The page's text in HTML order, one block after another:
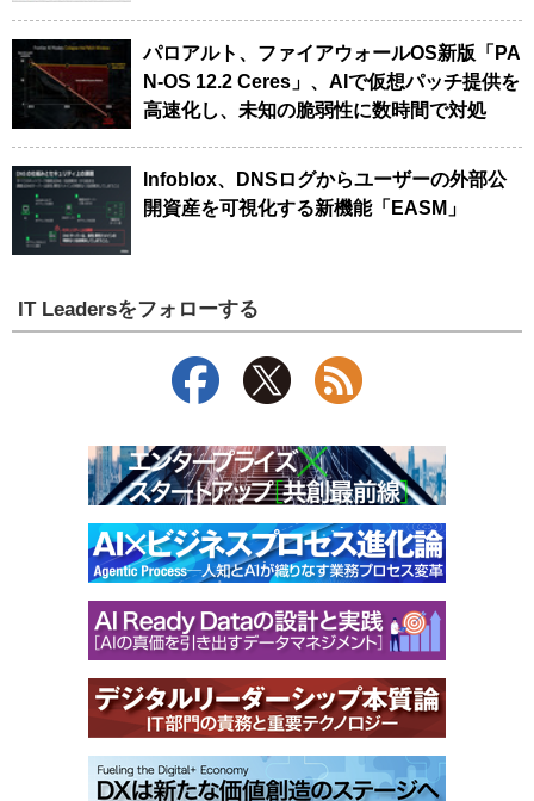
パロアルト、ファイアウォールOS新版「PA
N-OS 12.2 Ceres」、AIで仮想パッチ提供を
高速化し、未知の脆弱性に数時間で対処
Infoblox、DNSログからユーザーの外部公
開資産を可視化する新機能「EASM」
IT Leadersをフォローする